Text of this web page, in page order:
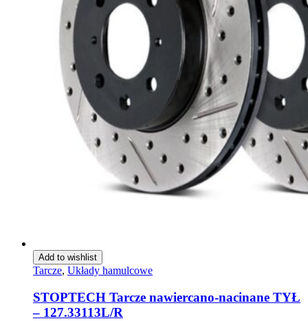
Add to wishlist
Tarcze, Układy hamulcowe
STOPTECH Tarcze nawiercano-nacinane TYŁ
– 127.33113L/R